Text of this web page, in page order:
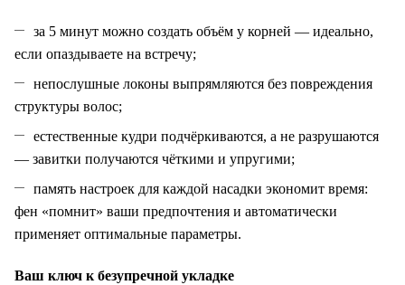
за 5 минут можно создать объём у корней — идеально,
если опаздываете на встречу;
непослушные локоны выпрямляются без повреждения
структуры волос;
естественные кудри подчёркиваются, а не разрушаются
— завитки получаются чёткими и упругими;
память настроек для каждой насадки экономит время:
фен «помнит» ваши предпочтения и автоматически
применяет оптимальные параметры.
Ваш ключ к безупречной укладке